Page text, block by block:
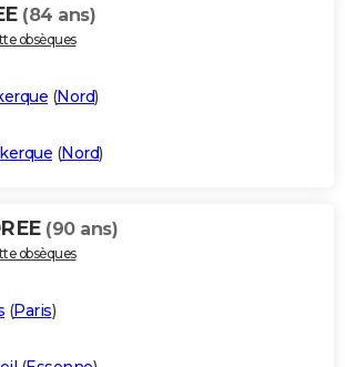
(84 ans)
obsèques
(Nord)
(Nord)
(90 ans)
obsèques
(Paris)